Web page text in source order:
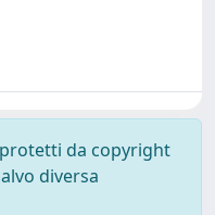
da copyright
diversa